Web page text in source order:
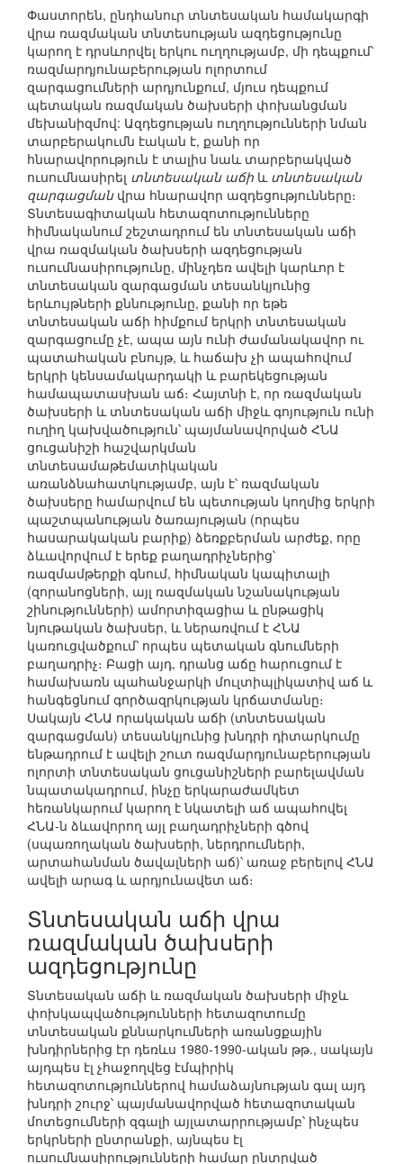
Փաստորեն, ընդհանուր տնտեսական համակարգի
վրա ռազմական տնտեսության ազդեցությունը
կարող է դրսևորվել երկու ուղղությամբ, մի դեպքում՝
ռազմարդյունաբերության ոլորտում
զարգացումների արդյունքում, մյուս դեպքում
պետական ռազմական ծախսերի փոխանցման
մեխանիզմով: Ազդեցության ուղղությունների նման
տարբերակումն էական է, քանի որ
հնարավորություն է տալիս նաև տարբերակված
ուսումնասիրել տնտեսական աճի և տնտեսական
զարգացմանվրա հնարավոր ազդեցությունները։
Տնտեսագիտական հետազոտությունները
հիմնականում շեշտադրում են տնտեսական աճի
վրա ռազմական ծախսերի ազդեցության
ուսումնասիրությունը, մինչդեռ ավելի կարևոր է
տնտեսական զարգացման տեսանկյունից
երևույթների քննությունը, քանի որ եթե
տնտեսական աճի հիմքում երկրի տնտեսական
զարգացումը չէ, ապա այն ունի ժամանակավոր ու
պատահական բնույթ, և հաճախ չի ապահովում
երկրի կենսամակարդակի և բարեկեցության
համապատասխան աճ։ Հայտնի է, որ ռազմական
ծախսերի և տնտեսական աճի միջև գոյություն ունի
ուղիղ կախվածություն՝ պայմանավորված ՀՆԱ
ցուցանիշի հաշվարկման
տնտեսամաթեմատիկական
առանձնահատկությամբ, այն է՝ ռազմական
ծախսերը համարվում են պետության կողմից երկրի
պաշտպանության ծառայության (որպես
հասարակական բարիք) ձեռքբերման արժեք, որը
ձևավորվում է երեք բաղադրիչներից՝
ռազմամթերքի գնում, հիմնական կապիտալի
(զորանոցների, այլ ռազմական նշանակության
շինությունների) ամորտիզացիա և ընթացիկ
նյութական ծախսեր, և ներառվում է ՀՆԱ
կառուցվածքում՝ որպես պետական գնումների
բաղադրիչ։ Բացի այդ, դրանց աճը հարուցում է
համախառն պահանջարկի մուլտիպլիկատիվ աճ և
հանգեցնում գործազրկության կրճատմանը։
Սակայն ՀՆԱ որակական աճի (տնտեսական
զարգացման) տեսանկյունից խնդրի դիտարկումը
ենթադրում է ավելի շուտ ռազմարդյունաբերության
ոլորտի տնտեսական ցուցանիշների բարելավման
նպատակադրում, ինչը երկարաժամկետ
հեռանկարում կարող է նկատելի աճ ապահովել
ՀՆԱ-ն ձևավորող այլ բաղադրիչների գծով
(սպառողական ծախսերի, ներդրումների,
արտահանման ծավալների աճ)՝ առաջ բերելով ՀՆԱ
ավելի արագ և արդյունավետ աճ։
Տնտեսական աճի վրա
ռազմական ծախսերի
ազդեցությունը
Տնտեսական աճի և ռազմական ծախսերի միջև
փոխկապվածությունների հետազոտումը
տնտեսական քննարկումների առանցքային
խնդիրներից էր դեռևս 1980-1990-ական թթ., սակայն
այդպես էլ չհաջողվեց էմպիրիկ
հետազոտություններով համաձայնության գալ այդ
խնդրի շուրջ՝ պայմանավորված հետազոտական
մոտեցումների զգալի այլատարրությամբ՝ ինչպես
երկրների ընտրանքի, այնպես էլ
ուսումնասիրությունների համար ընտրված